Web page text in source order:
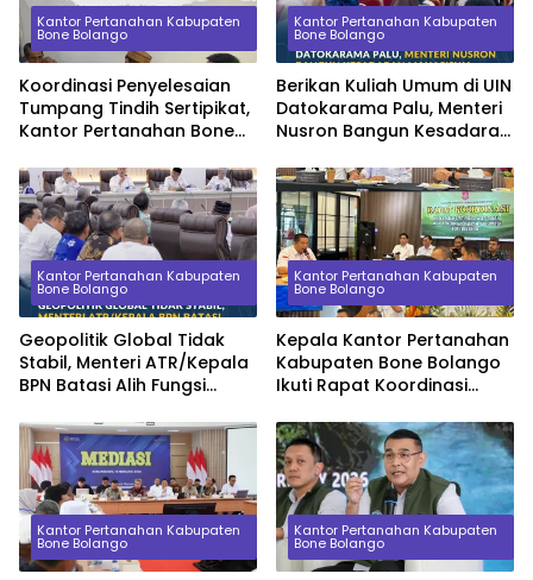
Kantor Pertanahan Kabupaten
Bone Bolango
Koordinasi Penyelesaian
Tumpang Tindih Sertipikat,
Kantor Pertanahan Bone
Kanwil BPN Provinsi
Gorontalo
Kantor Pertanahan Kabupaten
Bone Bolango
Berikan Kuliah Umum di UIN
Datokarama Palu, Menteri
Nusron Bangun Kesadaran
Ekonomi Tanah
Kantor Pertanahan Kabupaten
Bone Bolango
Geopolitik Global Tidak
Stabil, Menteri ATR/Kepala
BPN Batasi Alih Fungsi
Ketahanan Pangan
Kantor Pertanahan Kabupaten
Bone Bolango
Kepala Kantor Pertanahan
Kabupaten Bone Bolango
Ikuti Rapat Koordinasi
Aset Tanah Pemerintah
Daerah
Kantor Pertanahan Kabupaten
Bone Bolango
Kantor Pertanahan Kabupaten
Bone Bolango